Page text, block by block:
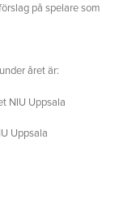
på spelare som
året är:
NIU Uppsala
Uppsala